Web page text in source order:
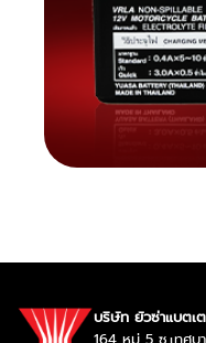
บริษัท ยัวซ่าแบตเ
164 หมู่ 5 ซ.เทศบ